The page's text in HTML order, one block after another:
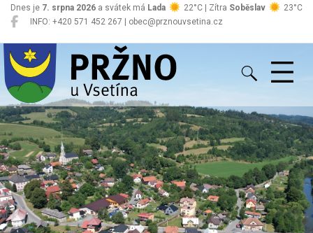
INFO: +420 571 452 267 | obec@prznouvsetina.cz
Dnes je 7. srpna 2026 a svátek má Lada 22°C | Zítra Soběslav 23°C
Pržno